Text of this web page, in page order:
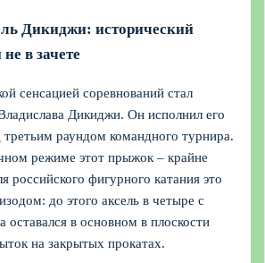
Дикиджи: исторический
в зачете
сенсацией соревнований стал
Дикиджи. Он исполнил его
третьим раундом командного турнира.
режиме этот прыжок – крайне
российского фигурного катания это
до этого аксель в четыре с
оставался в основном в плоскости
на закрытых прокатах.